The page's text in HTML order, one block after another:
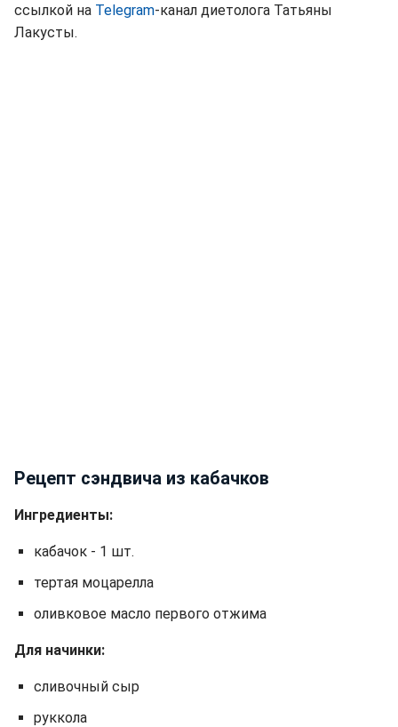
ссылкой на Telegram-канал диетолога Татьяны
Лакусты.
Рецепт сэндвича из кабачков
Ингредиенты:
кабачок - 1 шт.
тертая моцарелла
оливковое масло первого отжима
Для начинки:
сливочный сыр
руккола